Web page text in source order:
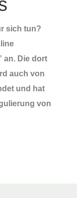
sich tun?
an. Die dort
auch von
und hat
von